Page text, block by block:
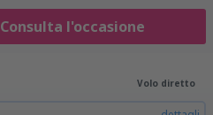
Consulta l'occasione
Volo diretto